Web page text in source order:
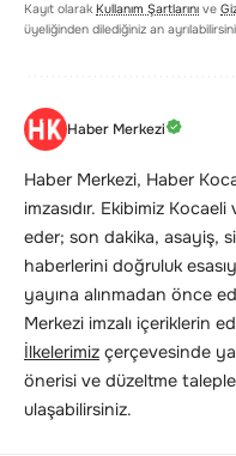
Kayıt olarak Kullanım Şartlarını ve
üyeliğinden dilediğiniz an
Haber Merkezi
Haber Merkezi, Haber
imzasıdır. Ekibimiz
eder; son dakika, asayiş,
haberlerini doğruluk
yayına alınmadan önce
Merkezi imzalı içeriklerin
İlkelerimiz çerçevesinde
önerisi ve düzeltme
ulaşabilirsiniz.